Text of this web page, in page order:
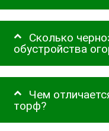
Сколько
обустройства
Чем
торф?